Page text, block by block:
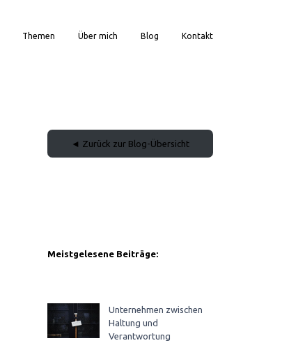
Themen Über mich Blog Kontakt
◄ Zurück zur Blog-Übersicht
Meistgelesene Beiträge:
Unternehmen zwischen
Haltung und
Verantwortung